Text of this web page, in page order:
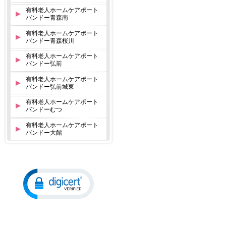
有料老人ホームケアポート
バンドー青森南
有料老人ホームケアポート
バンドー青森桜川
有料老人ホームケアポート
バンドー弘前
有料老人ホームケアポート
バンドー弘前城東
有料老人ホームケアポート
バンドーむつ
有料老人ホームケアポート
バンドー大館